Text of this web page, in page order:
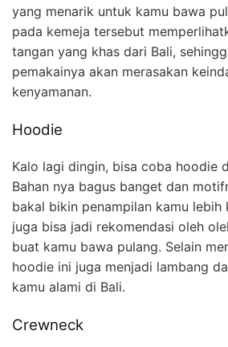
yang menarik untuk kamu bawa
pada kemeja tersebut
tangan yang khas dari Bali,
pemakainya akan merasakan
kenyamanan.
Hoodie
Kalo lagi dingin, bisa coba hoodie
Bahan nya bagus banget dan
bakal bikin penampilan kamu lebih
juga bisa jadi rekomendasi oleh
buat kamu bawa pulang. Selain
hoodie ini juga menjadi lambang
kamu alami di Bali.
Crewneck